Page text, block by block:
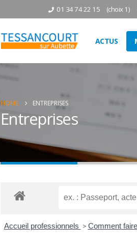
01 34 74 22 15 (choix 1)
ACTUS
HOME ENTREPRISES
Entreprises
Accueil professionnels > Comment